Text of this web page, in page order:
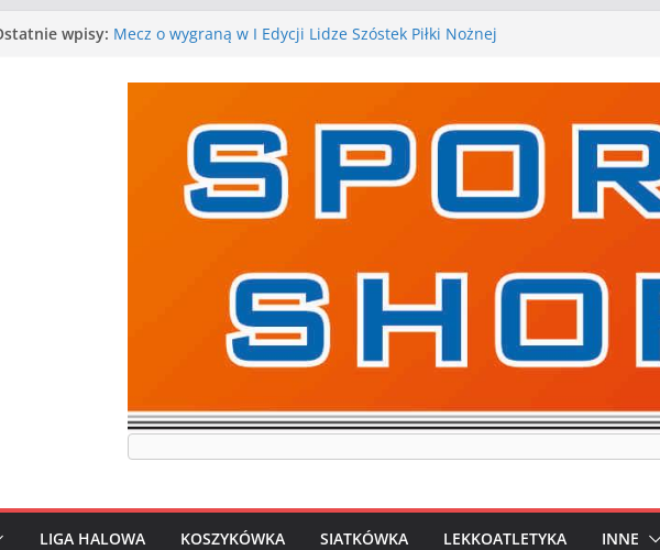
wpisy: Mecz o wygraną w I Edycji Lidze Szóstek Piłki Nożnej
WKS wygrywa pierwszą edycję Ligi Szóstek w Gwdzie
I mamy kolejne gry kontrolne, piłkarskie granie przed nami
LIGA HALOWA KOSZYKÓWKA SIATKÓWKA LEKKOATLETYKA INNE